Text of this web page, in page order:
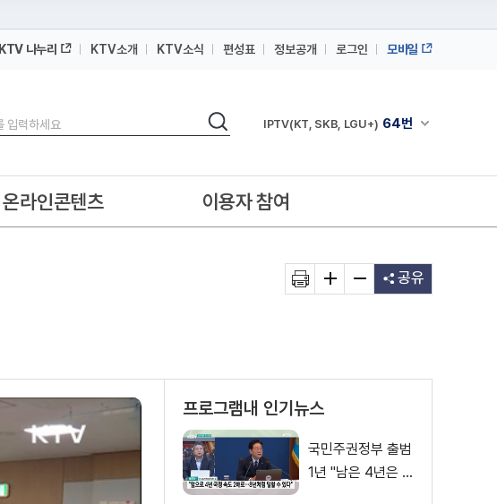
KTV 나누리 KTV소개 KTV소식 편성표 정보공개 로그인 모바일
검색 채널안내 펼쳐
IPTV(KT, SKB, LGU+) 64번
IPTV(KT, SKB, LGU+)
온라인콘텐츠 이용자 참여
공유
프로그램내 인기뉴스
국민주권정부 출범
1년 "남은 4년은 8